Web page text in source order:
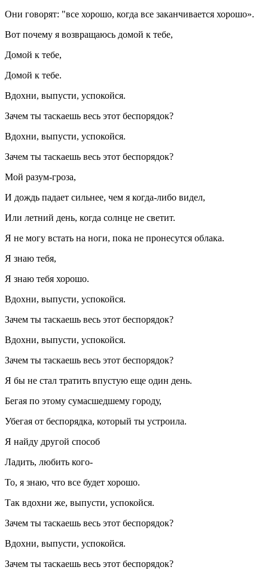
Они говорят: "все хорошо, когда все заканчивается хорошо».
Вот почему я возвращаюсь домой к тебе,
Домой к тебе,
Домой к тебе.
Вдохни, выпусти, успокойся.
Зачем ты таскаешь весь этот беспорядок?
Вдохни, выпусти, успокойся.
Зачем ты таскаешь весь этот беспорядок?
Мой разум-гроза,
И дождь падает сильнее, чем я когда-либо видел,
Или летний день, когда солнце не светит.
Я не могу встать на ноги, пока не пронесутся облака.
Я знаю тебя,
Я знаю тебя хорошо.
Вдохни, выпусти, успокойся.
Зачем ты таскаешь весь этот беспорядок?
Вдохни, выпусти, успокойся.
Зачем ты таскаешь весь этот беспорядок?
Я бы не стал тратить впустую еще один день.
Бегая по этому сумасшедшему городу,
Убегая от беспорядка, который ты устроила.
Я найду другой способ
Ладить, любить кого-
То, я знаю, что все будет хорошо.
Так вдохни же, выпусти, успокойся.
Зачем ты таскаешь весь этот беспорядок?
Вдохни, выпусти, успокойся.
Зачем ты таскаешь весь этот беспорядок?